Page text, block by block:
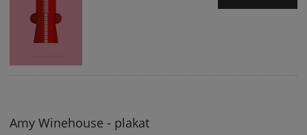
Amy Winehouse - plakat